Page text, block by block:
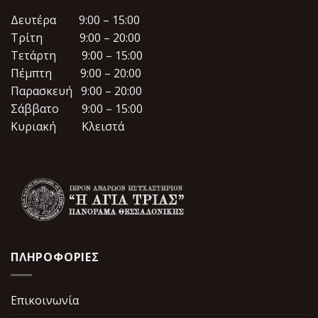
Δευτέρα 9:00 – 15:00
Τρίτη 9:00 – 20:00
Τετάρτη 9:00 – 15:00
Πέμπτη 9:00 – 20:00
Παρασκευή 9:00 – 20:00
Σάββατο 9:00 – 15:00
Κυριακή Κλειστά
ΠΛΗΡΟΦΟΡΙΕΣ
Επικοινωνία